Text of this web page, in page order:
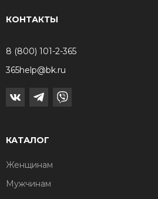
КОНТАКТЫ
8 (800) 101-2-365
365help@bk.ru
КАТАЛОГ
Женщинам
Мужчинам